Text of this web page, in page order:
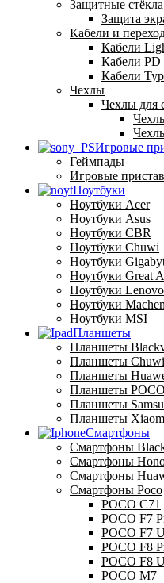
Защитные стёкла
Защита
Кабели и
Кабели
Кабели PD
Кабели
Чехлы
Чехлы для
Игровые
Геймпады
Игровые
Ноутбуки
Ноутбуки Acer
Ноутбуки Asus
Ноутбуки CBR
Ноутбуки Chuwi
Ноутбуки
Ноутбуки Great
Ноутбуки Lenovo
Ноутбуки
Ноутбуки MSI
Планшеты
Планшеты
Планшеты Chuwi
Планшеты
Планшеты POCO
Планшеты
Планшеты
Смартфоны
Смартфоны
Смартфоны
Смартфоны
Смартфоны Poco
POCO C71
POCO F7
POCO F7
POCO F8
POCO F8
POCO M7